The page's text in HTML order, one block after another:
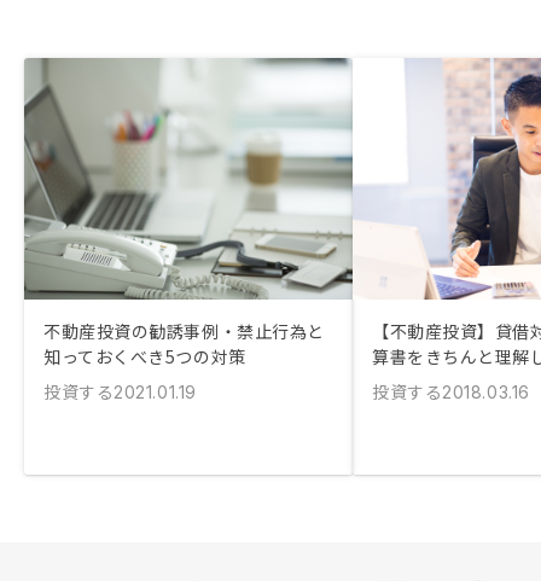
不動産投資の勧誘事例・禁止行為と
知っておくべき5つの対策
投資する2021.01.19
【不動産投資】貸
算書をきちんと理解
投資する2018.03.16